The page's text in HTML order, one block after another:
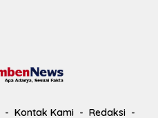
Kontak Kami Redaksi